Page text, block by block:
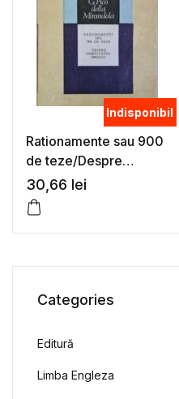
Indisponibil
Rationamente sau 900
de teze/Despre
demnitatea omului –
Giovanni Pico della
Mirandola
30,66 lei
Categories
Editură
Limba Engleza